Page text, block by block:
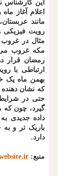
این کارشناس
اعلام آغاز
مانند
رویت فیزیکی
مکه غروب می
رمضان قرار
بهمن ماه یک
که نشان
حتی در
گیرد، چون که
داده جدیدی
باریک تر و
دارد.
منبع: